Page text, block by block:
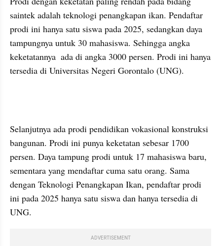
saintek adalah teknologi penangkapan ikan. Pendaftar
prodi ini hanya satu siswa pada 2025, sedangkan daya
tampungnya untuk 30 mahasiswa. Sehingga angka
keketatannya  ada di angka 3000 persen. Prodi ini hanya
tersedia di Universitas Negeri Gorontalo (UNG).
Selanjutnya ada prodi pendidikan vokasional konstruksi
bangunan. Prodi ini punya keketatan sebesar 1700
persen. Daya tampung prodi untuk 17 mahasiswa baru,
sementara yang mendaftar cuma satu orang. Sama
dengan Teknologi Penangkapan Ikan, pendaftar prodi
ini pada 2025 hanya satu siswa dan hanya tersedia di
UNG.
ADVERTISEMENT